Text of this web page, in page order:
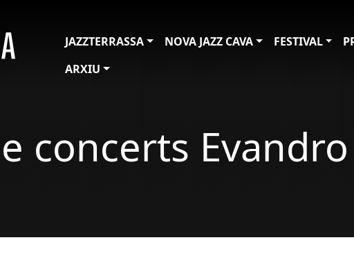
JAZZTERRASSA
NOVA JAZZ CAVA FESTIVAL
ARXIU
concerts